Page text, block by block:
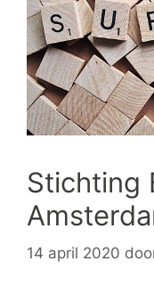
Stichting
14 april 2020